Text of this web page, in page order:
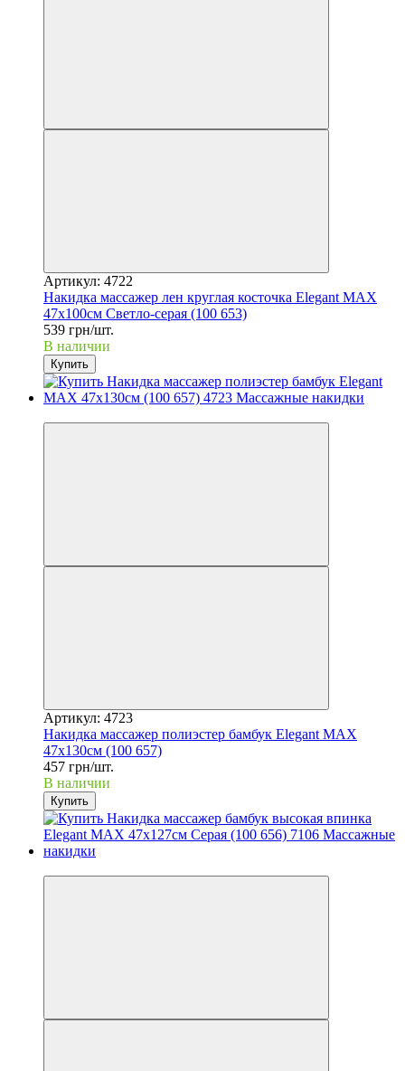
Артикул: 4722
Накидка массажер лен круглая косточка Elegant MAX
47x100см Светло-серая (100 653)
539 грн/шт.
В наличии
Купить
Артикул: 4723
Накидка массажер полиэстер бамбук Elegant MAX
47x130см (100 657)
457 грн/шт.
В наличии
Купить